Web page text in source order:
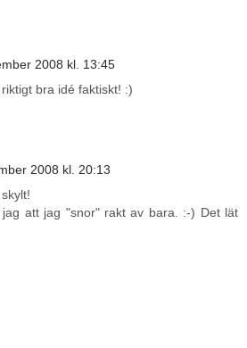
2008 kl. 13:45
bra idé faktiskt! :)
2008 kl. 20:13
att jag "snor" rakt av bara. :-) Det lät